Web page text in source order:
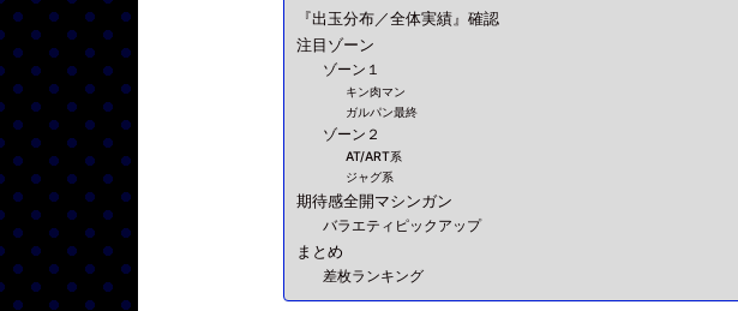
『出玉分布／全体実績』確認
注目ゾーン
ゾーン１
キン肉マン
ガルパン最終
ゾーン２
AT/ART系
ジャグ系
期待感全開マシンガン
バラエティピックアップ
まとめ
差枚ランキング